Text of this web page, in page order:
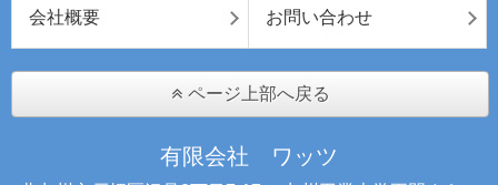
会社概要 お問い合わせ
ページ上部へ戻る
有限会社 ワッツ